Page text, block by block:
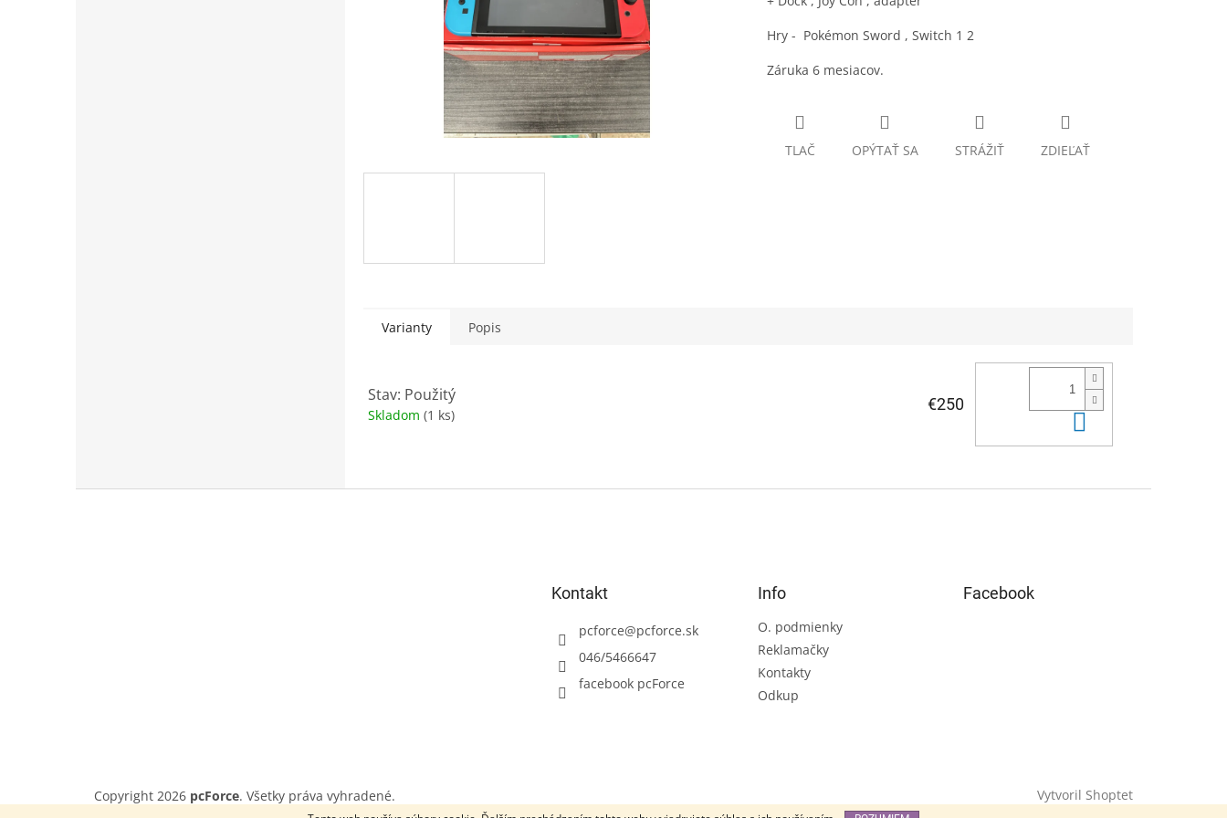
Hry - Pokémon Sword , Switch 1 2
Záruka 6 mesiacov.
TLAČ OPÝTAŤ SA STRÁŽIŤ ZDIEĽAŤ
Varianty Popis
Stav: Použitý
Skladom (1 ks)
€250
Kontakt
pcforce@pcforce.sk
046/5466647
facebook pcForce
Info
O. podmienky
Reklamačky
Kontakty
Odkup
Facebook
Vytvoril Shoptet
Copyright 2026 pcForce. Všetky práva vyhradené.